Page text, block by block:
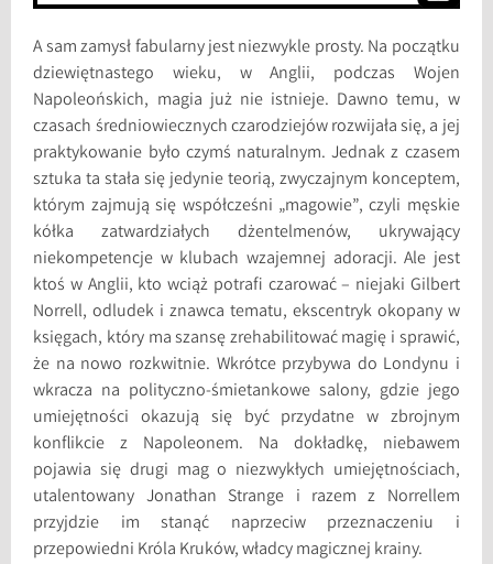
A sam zamysł fabularny jest niezwykle prosty. Na początku
dziewiętnastego wieku, w Anglii, podczas Wojen
Napoleońskich, magia już nie istnieje. Dawno temu, w
czasach średniowiecznych czarodziejów rozwijała się, a jej
praktykowanie było czymś naturalnym. Jednak z czasem
sztuka ta stała się jedynie teorią, zwyczajnym konceptem,
którym zajmują się współcześni „magowie”, czyli męskie
kółka zatwardziałych dżentelmenów, ukrywający
niekompetencje w klubach wzajemnej adoracji. Ale jest
ktoś w Anglii, kto wciąż potrafi czarować – niejaki Gilbert
Norrell, odludek i znawca tematu, ekscentryk okopany w
księgach, który ma szansę zrehabilitować magię i sprawić,
że na nowo rozkwitnie. Wkrótce przybywa do Londynu i
wkracza na polityczno-śmietankowe salony, gdzie jego
umiejętności okazują się być przydatne w zbrojnym
konflikcie z Napoleonem. Na dokładkę, niebawem
pojawia się drugi mag o niezwykłych umiejętnościach,
utalentowany Jonathan Strange i razem z Norrellem
przyjdzie im stanąć naprzeciw przeznaczeniu i
przepowiedni Króla Kruków, władcy magicznej krainy.